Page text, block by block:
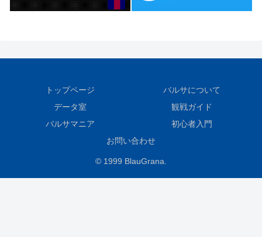
トップページ
バルサについて
データ室
観戦ガイド
バルサマニア
初心者入門
お問い合わせ
© 1999 BlauGrana.